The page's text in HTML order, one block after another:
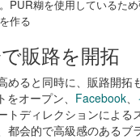
PUR糊を使用しているた
作る
販路を開拓
ると同時に、販路開拓
オープン、 Facebook、
トディレクションによる
都会的で高級感のあるブ